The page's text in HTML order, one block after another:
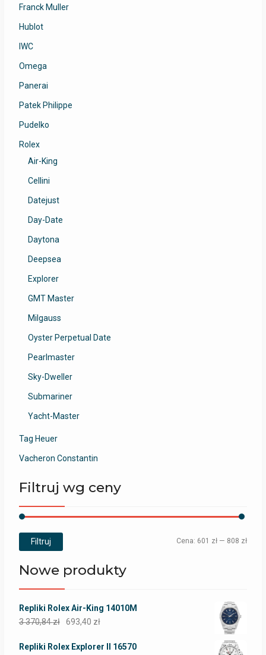
Franck Muller
Hublot
IWC
Omega
Panerai
Patek Philippe
Pudelko
Rolex
Air-King
Cellini
Datejust
Day-Date
Daytona
Deepsea
Explorer
GMT Master
Milgauss
Oyster Perpetual Date
Pearlmaster
Sky-Dweller
Submariner
Yacht-Master
Tag Heuer
Vacheron Constantin
Filtruj wg ceny
Filtruj Cena: 601 zł — 808 zł
Nowe produkty
Repliki Rolex Air-King 14010M
3 370,84zł 693,40 zł
Repliki Rolex Explorer II 16570